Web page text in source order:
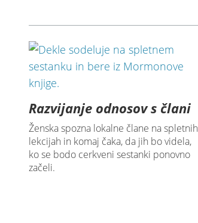
Razvijanje odnosov s člani
Ženska spozna lokalne člane na spletnih
lekcijah in komaj čaka, da jih bo videla,
ko se bodo cerkveni sestanki ponovno
začeli.